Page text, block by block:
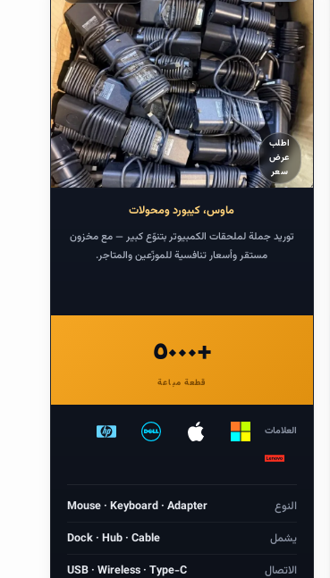
اطلب
عرض
سعر
ملحقاتماوس، كيبورد ومحولات
توريد جملة لملحقات الكمبيوتر بتنوّع كبير — مع مخزون
مستقر وأسعار تنافسية للموزّعين والمتاجر.
٥٠٠٠+
قطعة مباعة
العلامات
النوع
Mouse · Keyboard · Adapter
يشمل
Dock · Hub · Cable
الاتصال
USB · Wireless · Type-C